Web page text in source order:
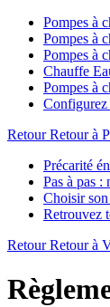
Pompes à
Pompes à
Pompes à
Chauffe
Pompes à
Configurez
Retour Retour à
Précarité
Pas à pas :
Choisir
Retrouvez
Retour Retour à